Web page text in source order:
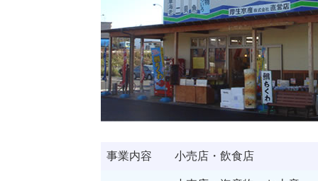
事業内容 小売店・飲食店